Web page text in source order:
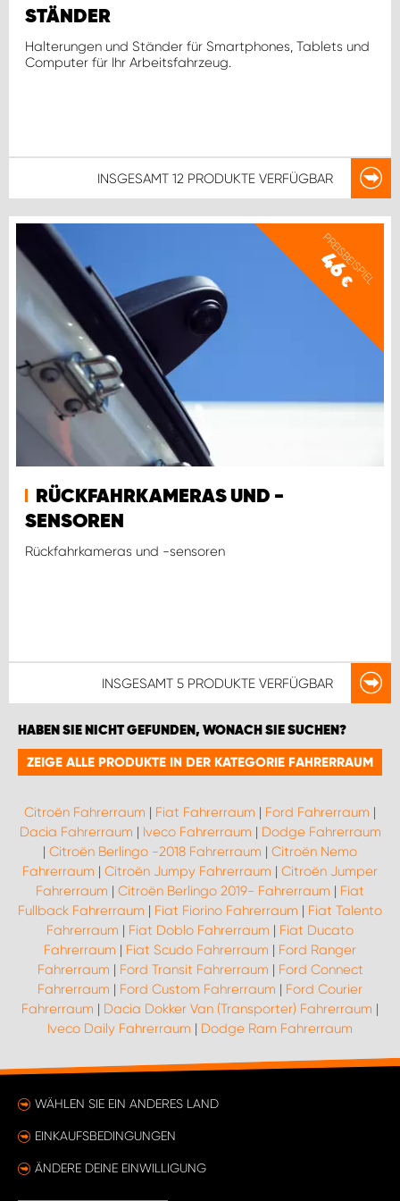
STÄNDER
Halterungen und Ständer für Smartphones, Tablets und
Computer für Ihr Arbeitsfahrzeug.
INSGESAMT 12 PRODUKTE VERFÜGBAR
PREISBEISPIEL
46
€
RÜCKFAHRKAMERAS UND -
SENSOREN
Rückfahrkameras und -sensoren
INSGESAMT 5 PRODUKTE VERFÜGBAR
HABEN SIE NICHT GEFUNDEN, WONACH SIE SUCHEN?
ZEIGE ALLE PRODUKTE IN DER KATEGORIE FAHRERRAUM
Citroën Fahrerraum | Fiat Fahrerraum | Ford Fahrerraum |
Dacia Fahrerraum | Iveco Fahrerraum | Dodge Fahrerraum
| Citroën Berlingo -2018 Fahrerraum | Citroën Nemo
Fahrerraum | Citroën Jumpy Fahrerraum | Citroën Jumper
Fahrerraum | Citroën Berlingo 2019- Fahrerraum | Fiat
Fullback Fahrerraum | Fiat Fiorino Fahrerraum | Fiat Talento
Fahrerraum | Fiat Doblo Fahrerraum | Fiat Ducato
Fahrerraum | Fiat Scudo Fahrerraum | Ford Ranger
Fahrerraum | Ford Transit Fahrerraum | Ford Connect
Fahrerraum | Ford Custom Fahrerraum | Ford Courier
Fahrerraum | Dacia Dokker Van (Transporter) Fahrerraum |
Iveco Daily Fahrerraum | Dodge Ram Fahrerraum
WÄHLEN SIE EIN ANDERES LAND
EINKAUFSBEDINGUNGEN
ÄNDERE DEINE EINWILLIGUNG